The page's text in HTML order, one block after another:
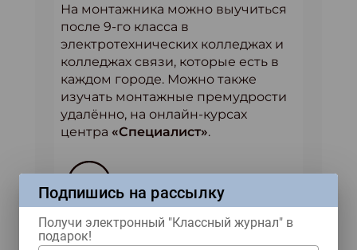
На монтажника можно выучиться
после 9-го класса в
электротехнических колледжах и
колледжах связи, которые есть в
каждом городе. Можно также
изучать монтажные премудрости
удалённо, на онлайн-курсах
центра «Специалист».
Ждем тебя в наших соцсетях!
Подпишись на рассылку
Получи электронный "Классный журнал" в
подарок!